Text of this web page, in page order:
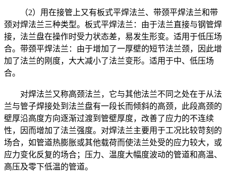
（2）用在接管上又有板式平焊法兰、带颈平焊法兰和带
颈对焊法兰三种类型。板式平焊法兰：由于法兰直接与钢管焊
接，法兰盘在操作时受力状态差，易发生形变。适用于低压场
合。带颈平焊法兰：由于增加了一厚壁的短节法兰颈，因此增
加了法兰的刚度，大大减小了法兰变形。适用于中、低压场
合。
对焊法兰又称高颈法兰，它与其他法兰不同之处在于从法
兰与管子焊接处到法兰盘有一段长而倾斜的高颈，此段高颈的
壁厚沿高度方向逐渐过渡到管壁厚度，改善了应力的不连续
性，因而增加了法兰强度。对焊法兰主要用于工况比较苛刻的
场合，如管道热膨胀或其他载荷而使法兰处受的应力较大，或
应力变化反复的场合；压力、温度大幅度波动的管道和高温、
高压及零下低温的管道。